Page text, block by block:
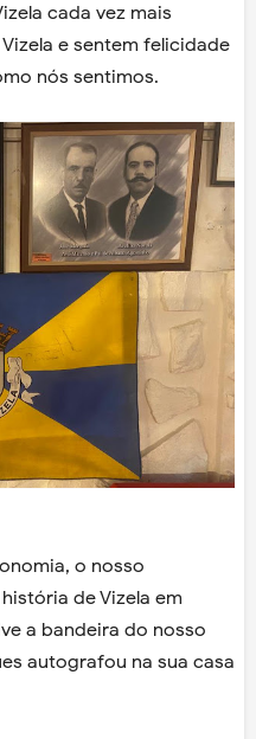
cada vez mais
e sentem felicidade
nós sentimos.
o nosso
de Vizela em
a bandeira do nosso
autografou na sua casa